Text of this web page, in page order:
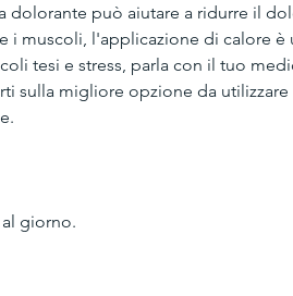
dolorante può aiutare a ridurre il
i muscoli, l'applicazione di calore è
tesi e stress, parla con il tuo
sulla migliore opzione da
giorno.